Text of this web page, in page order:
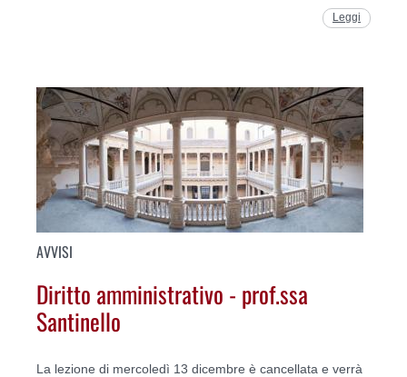
Leggi
AVVISI
Diritto amministrativo - prof.ssa
Santinello
La lezione di mercoledì 13 dicembre è cancellata e verrà